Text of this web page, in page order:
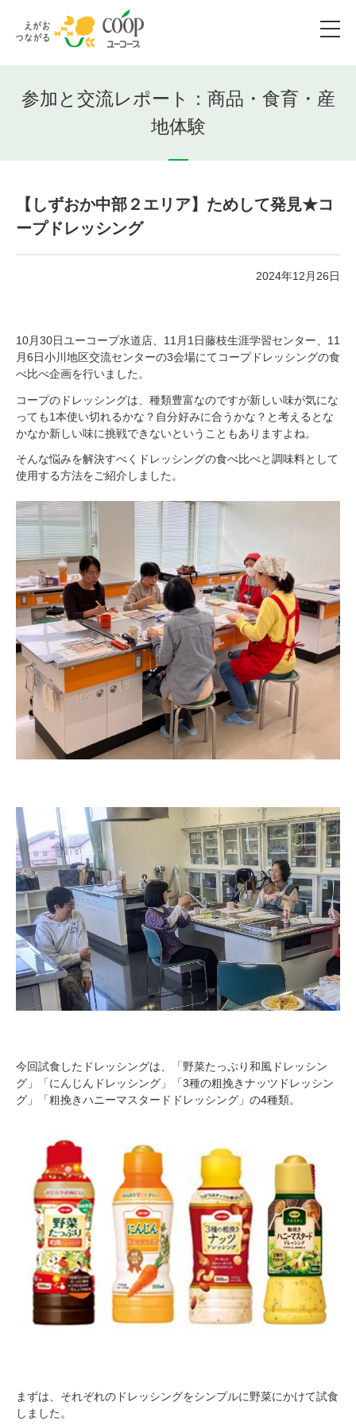
参加と交流レポート：商品・食育・産
地体験
【しずおか中部２エリア】ためして発見★コ
ープドレッシング
2024年12月26日
10月30日ユーコープ水道店、11月1日藤枝生涯学習センター、11
月6日小川地区交流センターの3会場にてコープドレッシングの食
べ比べ企画を行いました。
コープのドレッシングは、種類豊富なのですが新しい味が気にな
っても1本使い切れるかな？自分好みに合うかな？と考えるとな
かなか新しい味に挑戦できないということもありますよね。
そんな悩みを解決すべくドレッシングの食べ比べと調味料として
使用する方法をご紹介しました。
今回試食したドレッシングは、「野菜たっぷり和風ドレッシン
グ」「にんじんドレッシング」「3種の粗挽きナッツドレッシン
グ」「粗挽きハニーマスタードドレッシング」の4種類。
まずは、それぞれのドレッシングをシンプルに野菜にかけて試食
しました。